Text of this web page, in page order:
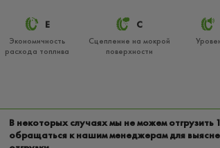
E
Экономичность
расхода топлива
C
Сцепление на мокрой
поверхности
В некоторых случаях мы не можем
обращаться к нашим менеджерам для